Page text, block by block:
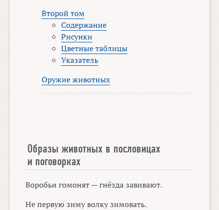
Второй том
Содержание
Рисунки
Цветные таблицы
Указатель
Оружие животных
Образы животных в пословицах
и поговорках
Воробьи гомонят — гнёзда завивают.
Не первую зиму волку зимовать.